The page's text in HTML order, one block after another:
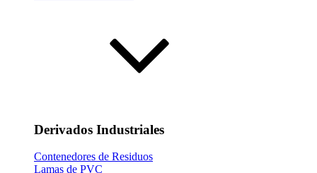
Derivados Industriales
Contenedores de Residuos
Lamas de PVC